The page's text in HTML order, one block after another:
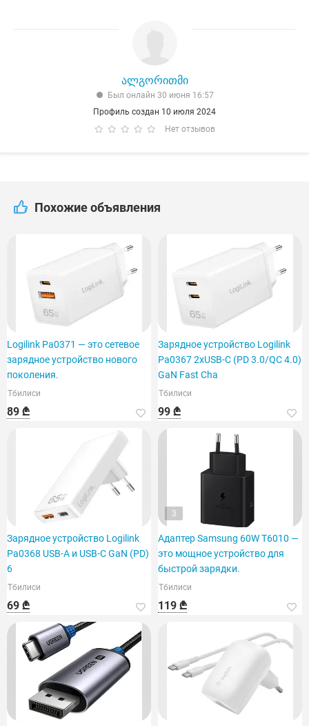
ალგორითმი
Был онлайн 30 июня 16:57
Профиль создан 10 июля 2024
Нет отзывов
Похожие объявления
Logilink Pa0371 — это сетевое
зарядное устройство нового
поколения.
Тбилиси
89 ₾
Зарядное устройство Logilink
Pa0367 2xUSB-C (PD 3.0/QC 4.0)
GaN Fast Cha
Тбилиси
99 ₾
Зарядное устройство Logilink
Pa0368 USB-A и USB-C GaN (PD)
6
Тбилиси
69 ₾
3
Адаптер Samsung 60W T6010 —
это мощное устройство для
быстрой зарядки.
Тбилиси
119 ₾